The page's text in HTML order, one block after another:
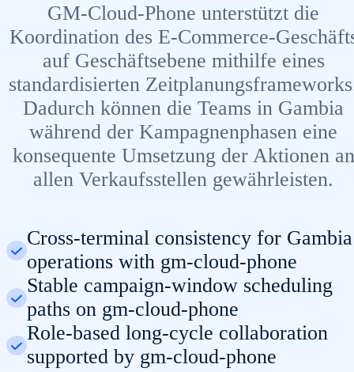
GM-Cloud-Phone unterstützt die
Koordination des E-Commerce-
auf Geschäftsebene mithilfe eines
standardisierten
Dadurch können die Teams in Gambia
während der Kampagnenphasen eine
konsequente Umsetzung der Aktionen an
allen Verkaufsstellen gewährleisten.
Cross-terminal consistency for Gambia
operations with gm-cloud-phone
Stable campaign-window scheduling
paths on gm-cloud-phone
Role-based long-cycle collaboration
supported by gm-cloud-phone